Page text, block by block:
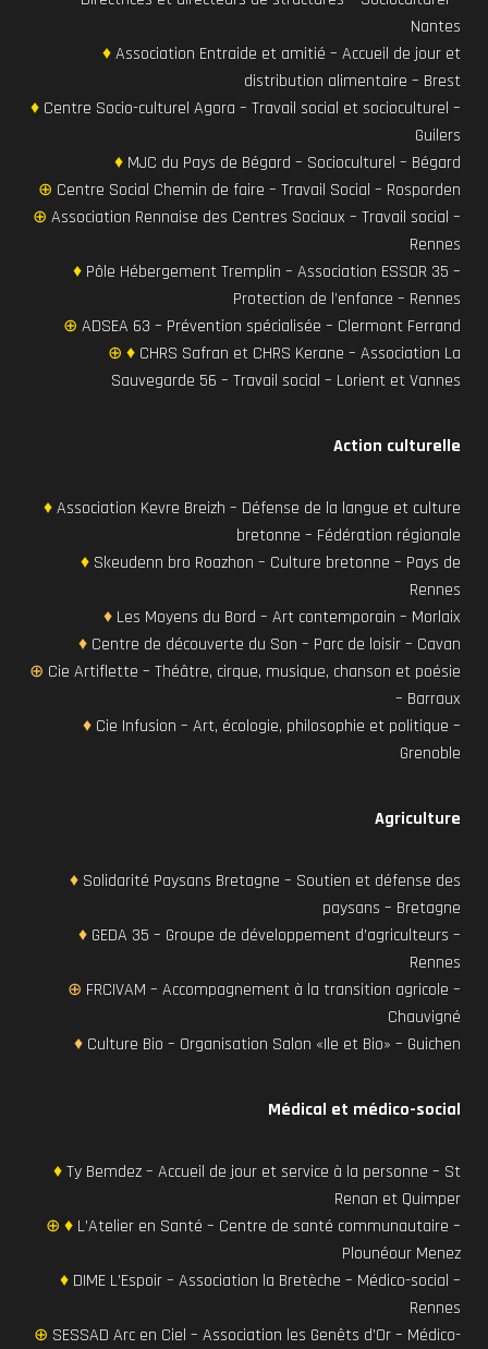
Nantes
♦Association Entraide et amitié – Accueil de jour et
distribution alimentaire – Brest
♦ Centre Socio-culturel Agora – Travail social et socioculturel –
Guilers
♦ MJC du Pays de Bégard – Socioculturel – Bégard
⊕ Centre Social Chemin de faire – Travail Social – Rosporden
⊕ Association Rennaise des Centres Sociaux – Travail social –
Rennes
♦ Pôle Hébergement Tremplin – Association ESSOR 35 –
Protection de l’enfance – Rennes
⊕ ADSEA 63 – Prévention spécialisée – Clermont Ferrand
⊕ ♦ CHRS Safran et CHRS Kerane – Association La
Sauvegarde 56 – Travail social – Lorient et Vannes
Action culturelle
♦Association Kevre Breizh – Défense de la langue et culture
bretonne – Fédération régionale
♦ Skeudenn bro Roazhon – Culture bretonne – Pays de
Rennes
♦ Les Moyens du Bord – Art contemporain – Morlaix
♦ Centre de découverte du Son – Parc de loisir – Cavan
⊕ Cie Artiflette – Théâtre, cirque, musique, chanson et poésie
– Barraux
♦ Cie Infusion – Art, écologie, philosophie et politique –
Grenoble
Agriculture
♦ Solidarité Paysans Bretagne – Soutien et défense des
paysans – Bretagne
♦ GEDA 35 – Groupe de développement d’agriculteurs –
Rennes
⊕ FRCIVAM – Accompagnement à la transition agricole –
Chauvigné
♦ Culture Bio – Organisation Salon «Ile et Bio» – Guichen
Médical et médico-social
♦Ty Bemdez – Accueil de jour et service à la personne – St
Renan et Quimper
⊕ ♦ L’Atelier en Santé – Centre de santé communautaire –
Plounéour Menez
♦ DIME L’Espoir – Association la Bretèche – Médico-social –
Rennes
⊕ SESSAD Arc en Ciel – Association les Genêts d’Or – Médico-